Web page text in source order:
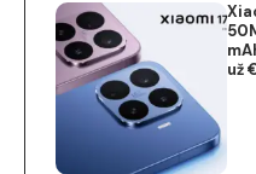
už